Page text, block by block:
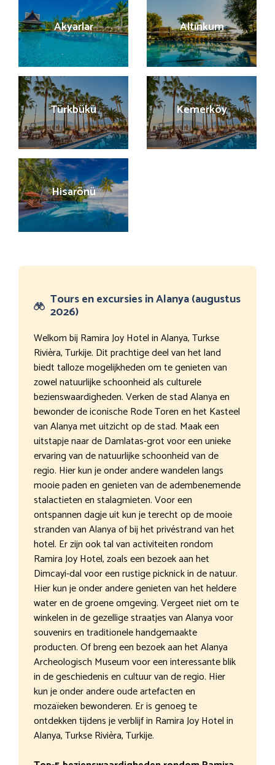
Akyarlar Altınkum
Türkbükü Kemerköy
Hisarönü
Tours en excursies in Alanya (augustus
2026)
Welkom bij Ramira Joy Hotel in Alanya, Turkse
Rivièra, Turkije. Dit prachtige deel van het land
biedt talloze mogelijkheden om te genieten van
zowel natuurlijke schoonheid als culturele
bezienswaardigheden. Verken de stad Alanya en
bewonder de iconische Rode Toren en het Kasteel
van Alanya met uitzicht op de stad. Maak een
uitstapje naar de Damlatas-grot voor een unieke
ervaring van de natuurlijke schoonheid van de
regio. Hier kun je onder andere wandelen langs
mooie paden en genieten van de adembenemende
stalactieten en stalagmieten. Voor een
ontspannen dagje uit kun je terecht op de mooie
stranden van Alanya of bij het privéstrand van het
hotel. Er zijn ook tal van activiteiten rondom
Ramira Joy Hotel, zoals een bezoek aan het
Dimcayi-dal voor een rustige picknick in de natuur.
Hier kun je onder andere genieten van het heldere
water en de groene omgeving. Vergeet niet om te
winkelen in de gezellige straatjes van Alanya voor
souvenirs en traditionele handgemaakte
producten. Of breng een bezoek aan het Alanya
Archeologisch Museum voor een interessante blik
in de geschiedenis en cultuur van de regio. Hier
kun je onder andere oude artefacten en
mozaïeken bewonderen. Er is genoeg te
ontdekken tijdens je verblijf in Ramira Joy Hotel in
Alanya, Turkse Rivièra, Turkije.